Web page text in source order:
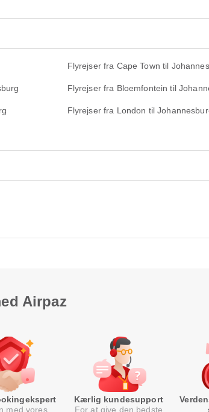
Flyrejser fra Cape Town til
Flyrejser fra Bloemfontein til
Flyrejser fra London til
Airpaz
med vores
Kærlig kundesupport
For at give den bedste